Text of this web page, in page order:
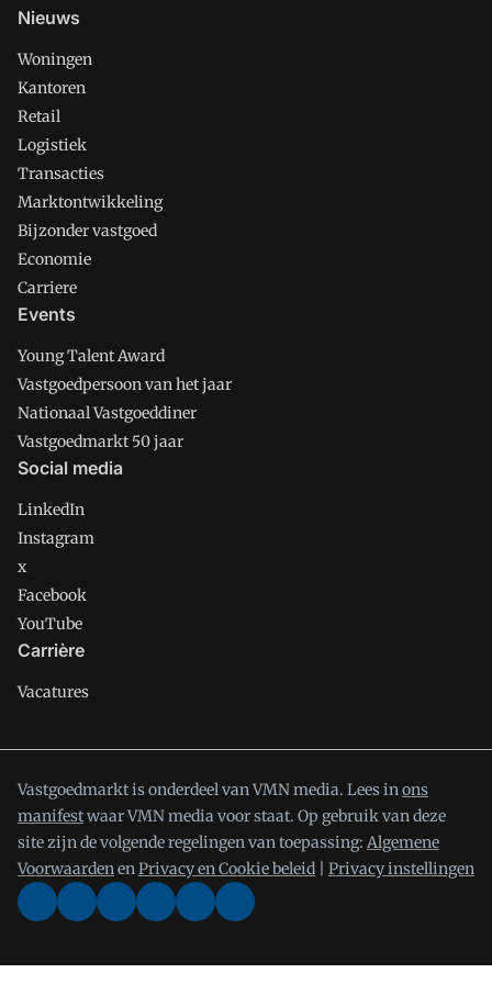
Nieuws
Woningen
Kantoren
Retail
Logistiek
Transacties
Marktontwikkeling
Bijzonder vastgoed
Economie
Carriere
Events
Young Talent Award
Vastgoedpersoon van het jaar
Nationaal Vastgoeddiner
Vastgoedmarkt 50 jaar
Social media
LinkedIn
Instagram
x
Facebook
YouTube
Carrière
Vacatures
Vastgoedmarkt is onderdeel van VMN media. Lees inons
manifestwaar VMN media voor staat. Op gebruik van deze
site zijn de volgende regelingen van toepassing: Algemene
VoorwaardenenPrivacy en Cookie beleid Privacy instellingen